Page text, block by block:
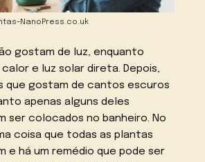
NanoPress.co.uk
gostam de luz, enquanto
e luz solar direta. Depois,
que gostam de cantos escuros
apenas alguns deles
ser colocados no banheiro. No
coisa que todas as plantas
e há um remédio que pode ser